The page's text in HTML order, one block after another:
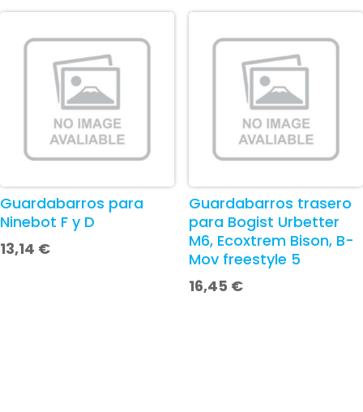
Guardabarros para
Ninebot F y D
13,14 €
Guardabarros trasero
para Bogist Urbetter
M6, Ecoxtrem Bison, B-
Mov freestyle 5
16,45 €